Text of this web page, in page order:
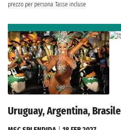
prezzo per persona Tasse incluse
Uruguay, Argentina, Brasile